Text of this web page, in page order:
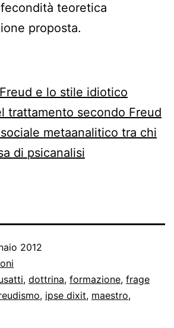
teoretica
proposta.
e lo stile idiotico
trattamento secondo Freud
metaanalitico tra chi
di psicanalisi
2012
, dottrina, formazione, frage
, ipse dixit, maestro,